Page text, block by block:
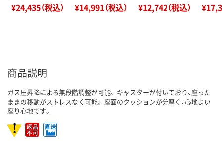
¥24,435（税込） ¥14,991（税込） ¥12,742（税込）
商品説明
ガス圧昇降による無段階調整が可能。 キャスターが付いており、座った
ままの移動がストレスなく可能。 座面のクッションが分厚く、心地よい
座り心地です。